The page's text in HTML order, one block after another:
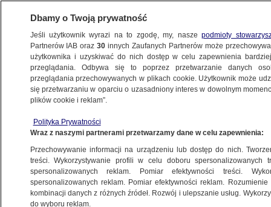
PROGRAMY
14.12.2017, 22:46
Udostępnij
Dbamy o Twoją prywatność
Jeśli użytkownik wyrazi na to zgodę, my, naszepodmioty
Partnerów IAB oraz30 innych Zaufanych Partnerów może
użytkownika i uzyskiwać do nich dostęp w celu zapewnienia
przeglądania. Odbywa się to poprzez przetwarzanie danych
przeglądania przechowywanych w plikach cookie. Użytkownik może
się przetwarzaniu w oparciu o uzasadniony interes w dowolnym
plików cookie i reklam”.
Polityka Prywatności
Wraz z naszymi partnerami przetwarzamy dane w celu zapewnienia:
Przechowywanie informacji na urządzeniu lub dostęp do nich.
treści. Wykorzystywanie profili w celu doboru spersonalizowanych
spersonalizowanych reklam. Pomiar efektywności treści.
spersonalizowanych reklam. Pomiar efektywności reklam.
kombinacji danych z różnych źródeł. Rozwój i ulepszanie usług.
do wyboru reklam.